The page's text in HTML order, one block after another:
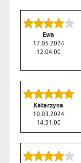
Ewa
17.05.2024
12:04:00
Katarzyna
10.03.2024
14:51:00